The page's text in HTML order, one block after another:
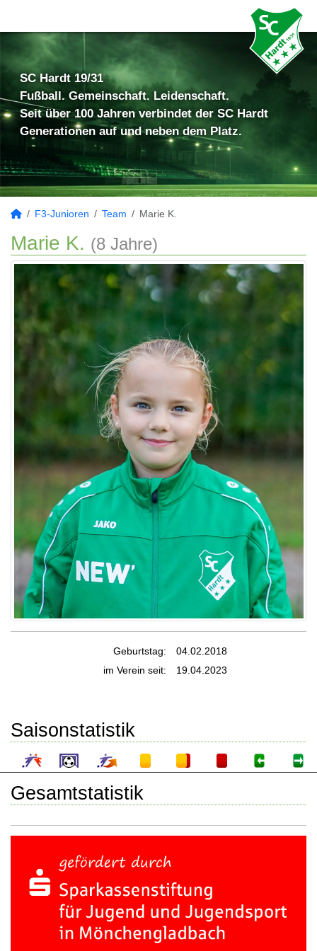
SC Hardt 19/31
Fußball. Gemeinschaft. Leidenschaft.
Seit über 100 Jahren verbindet der SC Hardt
Generationen auf und neben dem Platz.
F3-Junioren Team Marie K.
Marie K. (8 Jahre)
Geburtstag:
04.02.2018
im Verein seit:
19.04.2023
Saisonstatistik
Gesamtstatistik